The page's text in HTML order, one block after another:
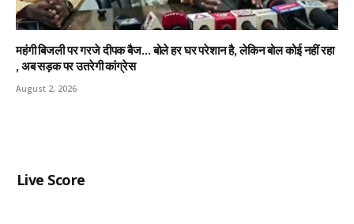
महंगी बिजली पर गरजे दीपक बैज… बोले हर घर परेशान है, लेकिन बोल कोई नहीं रहा
, अब सड़क पर उतरेगी कांग्रेस
August 2, 2026
Live Score